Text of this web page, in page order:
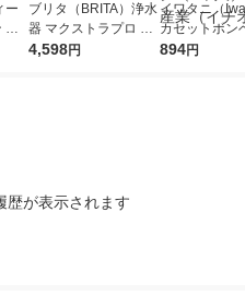
ー
ウ
ブリタ（BRITA）浄水
器 マクストラプロ 交
換用フィルター 3個入
4,598円
イワタニ（
カセットボン
ットコンロ用
894円
歴が表示されます